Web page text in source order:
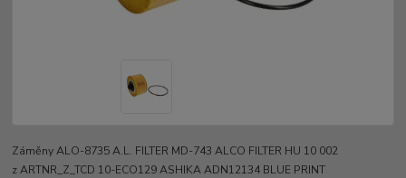
Záměny ALO-8735 A.L. FILTER MD-743 ALCO FILTER HU 10 002
z ARTNR_Z_TCD 10-ECO129 ASHIKA ADN12134 BLUE PRINT